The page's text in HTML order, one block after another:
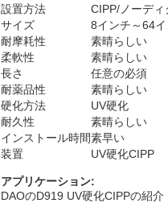
設置方法
CIPP/ノーディ
サイズ
8インチ～64イ
耐摩耗性
素晴らしい
柔軟性
素晴らしい
長さ
任意の必須
耐薬品性
素晴らしい
硬化方法
UV硬化
耐久性
素晴らしい
インストール時間素早い
装置
UV硬化CIPP
アプリケーション:
DAOのD919 UV硬化CIPPの紹介